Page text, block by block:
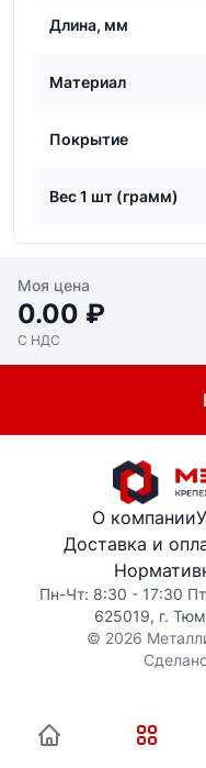
Длина, мм
Материал
Покрытие
Вес 1 шт (грамм)
Моя цена
0.00 ₽
С НДС
О компании
Доставка и
Пн-Чт: 8:30 - 17:30
625019, г.
© 2026